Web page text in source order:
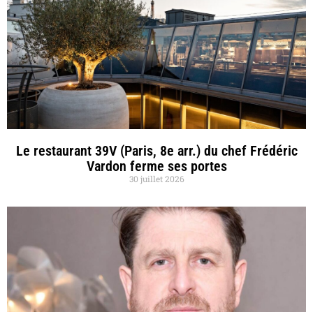
Le restaurant 39V (Paris, 8e arr.) du chef Frédéric
Vardon ferme ses portes
30 juillet 2026